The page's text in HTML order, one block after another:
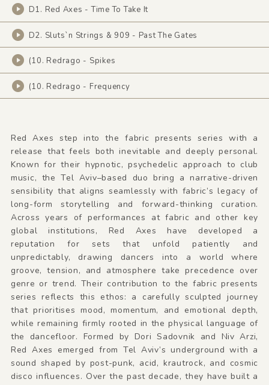
D1. Red Axes - Time To Take It
D2. Sluts`n Strings & 909 - Past The Gates
(10. Redrago - Spikes
(10. Redrago - Frequency
Red Axes step into the fabric presents series with a
release that feels both inevitable and deeply personal.
Known for their hypnotic, psychedelic approach to club
music, the Tel Aviv–based duo bring a narrative-driven
sensibility that aligns seamlessly with fabric’s legacy of
long-form storytelling and forward-thinking curation.
Across years of performances at fabric and other key
global institutions, Red Axes have developed a
reputation for sets that unfold patiently and
unpredictably, drawing dancers into a world where
groove, tension, and atmosphere take precedence over
genre or trend. Their contribution to the fabric presents
series reflects this ethos: a carefully sculpted journey
that prioritises mood, momentum, and emotional depth,
while remaining firmly rooted in the physical language of
the dancefloor. Formed by Dori Sadovnik and Niv Arzi,
Red Axes emerged from Tel Aviv’s underground with a
sound shaped by post-punk, acid, krautrock, and cosmic
disco influences. Over the past decade, they have built a